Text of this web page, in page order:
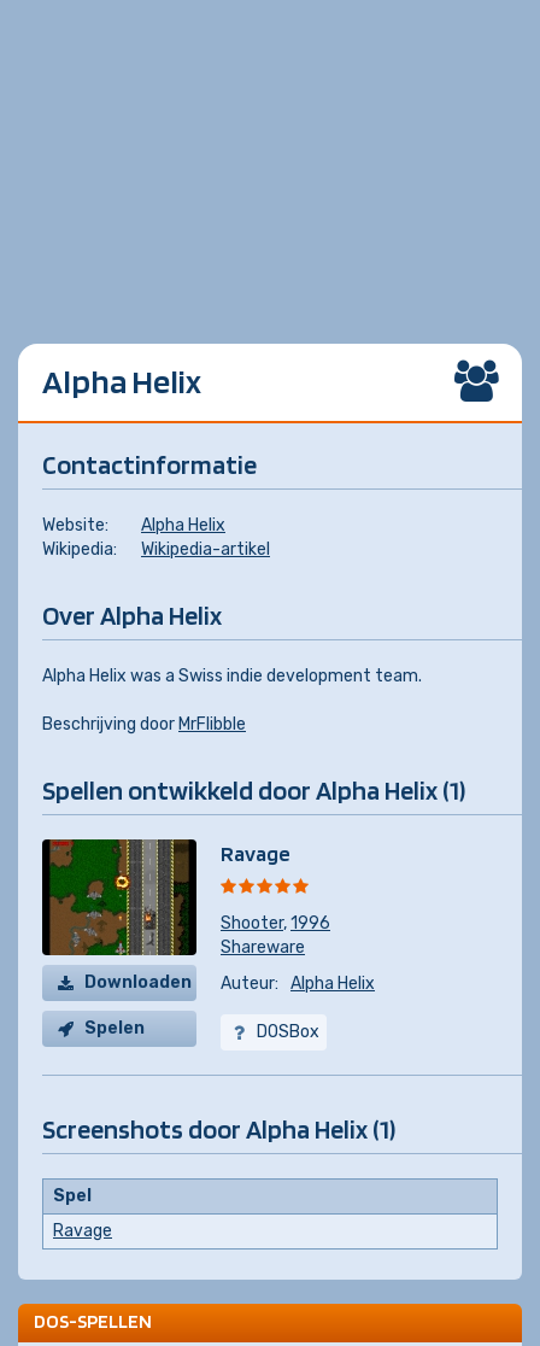
Alpha Helix
Contactinformatie
Website:
Alpha Helix
Wikipedia:
Wikipedia-artikel
Over Alpha Helix
Alpha Helix was a Swiss indie development team.
Beschrijving door MrFlibble
Spellen ontwikkeld door Alpha Helix (1)
Downloaden
Spelen
Ravage
Shooter,1996
Shareware
Auteur:
Alpha Helix
DOSBox
Screenshots door Alpha Helix (1)
Spel
Ravage
DOS-SPELLEN